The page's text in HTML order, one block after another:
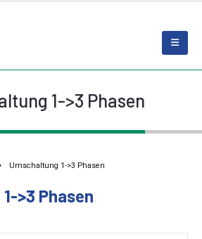
1->3 Phasen
Umschaltung 1->3 Phasen
>3 Phasen